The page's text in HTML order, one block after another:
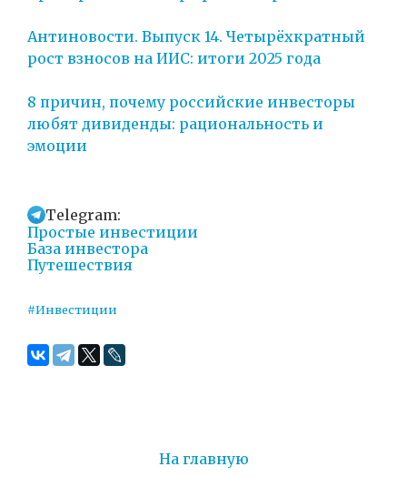
Антиновости. Выпуск 14. Четырёхкратный
рост взносов на ИИС: итоги 2025 года
8 причин, почему российские инвесторы
любят дивиденды: рациональность и
эмоции
Telegram:
Простые инвестиции
База инвестора
Путешествия
#Инвестиции
На главную